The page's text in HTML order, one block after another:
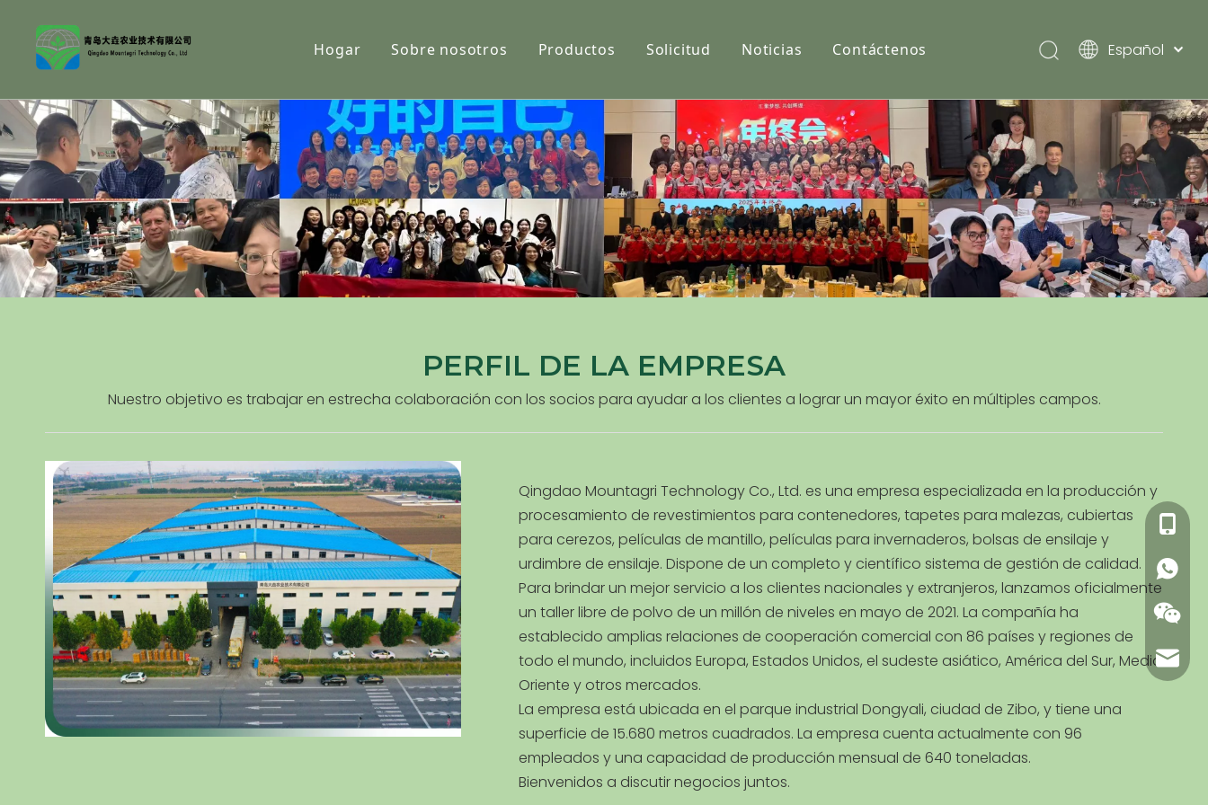
Hogar Sobre nosotros Productos
Tela
Net
Solicitud Noticias Contáctenos
Español
Pусский
PERFIL DE LA EMPRESA
Nuestro objetivo es trabajar en estrecha colaboración con los socios para ayudar a los clientes a lograr un mayor éxito en múltiples campos.
Qingdao Mountagri Technology Co., Ltd. es una empresa especializada en la producción y
procesamiento de revestimientos para contenedores, tapetes para malezas, cubiertas
para cerezos, películas de mantillo, películas para invernaderos, bolsas de ensilaje y
urdimbre de ensilaje. Dispone de un completo y científico sistema de gestión de calidad.
Para brindar un mejor servicio a los clientes nacionales y extranjeros, lanzamos oficialmente
un taller libre de polvo de un millón de niveles en mayo de 2021. La compañía ha
establecido amplias relaciones de cooperación comercial con 86 países y regiones de
todo el mundo, incluidos Europa, Estados Unidos, el sudeste asiático, América del Sur, Medio
Oriente y otros mercados.
La empresa está ubicada en el parque industrial Dongyali, ciudad de Zibo, y tiene una
superficie de 15.680 metros cuadrados. La empresa cuenta actualmente con 96
empleados y una capacidad de producción mensual de 640 toneladas.
Bienvenidos a discutir negocios juntos.
+86
+86